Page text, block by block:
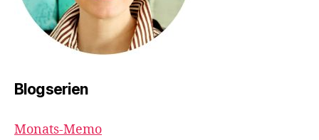
Blogserien
Monats-Memo